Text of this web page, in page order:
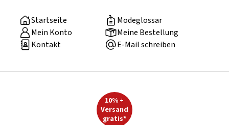
Startseite
Modeglossar
Mein Konto
Meine Bestellung
Kontakt
E-Mail schreiben
10% +
Versand
gratis*